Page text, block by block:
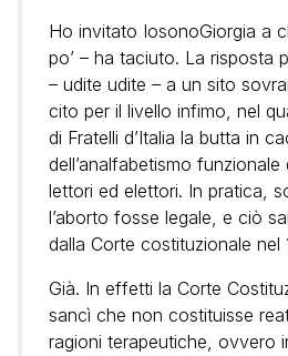
Ho invitato IosonoGiorgia a
po’ – ha taciuto. La risposta
– udite udite – a un sito
cito per il livello infimo, nel
di Fratelli d’Italia la butta in
dell’analfabetismo
lettori ed elettori. In pratica,
l’aborto fosse legale, e ciò
dalla Corte costituzionale nel
Già. In effetti la Corte
sancì che non costituisse
ragioni terapeutiche, ovvero